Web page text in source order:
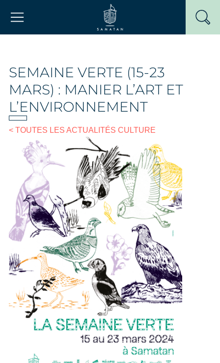
Mairie de Samatan
SEMAINE VERTE (15-23
MARS) : MANIER L’ART ET
L’ENVIRONNEMENT
< TOUTES LES ACTUALITÉS CULTURE